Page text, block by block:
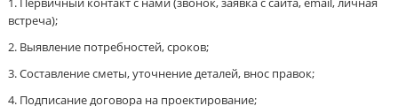
встреча);
Выявление потребностей, сроков;
Составление сметы, уточнение деталей, внос правок;
Подписание договора на проектирование;